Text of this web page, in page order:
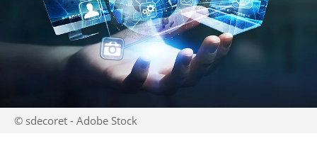
© sdecoret - Adobe Stock